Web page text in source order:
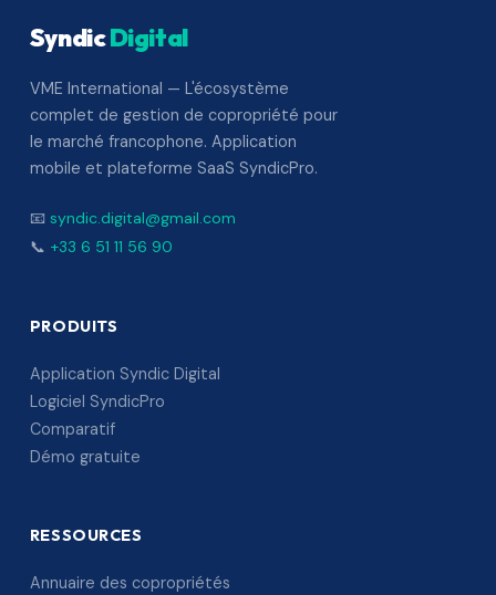
SyndicDigital
VME International — L'écosystème
complet de gestion de copropriété pour
le marché francophone. Application
mobile et plateforme SaaS SyndicPro.
📧 syndic.digital@gmail.com
📞 +33 6 51 11 56 90
PRODUITS
Application Syndic Digital
Logiciel SyndicPro
Comparatif
Démo gratuite
RESSOURCES
Annuaire des copropriétés